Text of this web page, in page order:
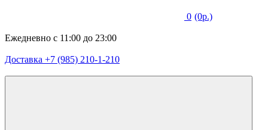
0 (0р.)
Ежедневно с 11:00 до 23:00
Доставка +7 (985) 210-1-210